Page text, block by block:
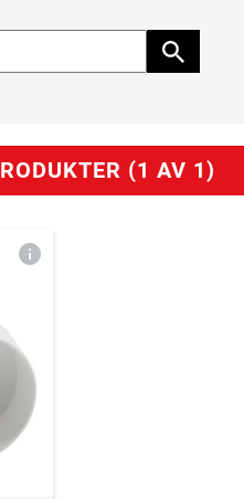
(1 AV 1)